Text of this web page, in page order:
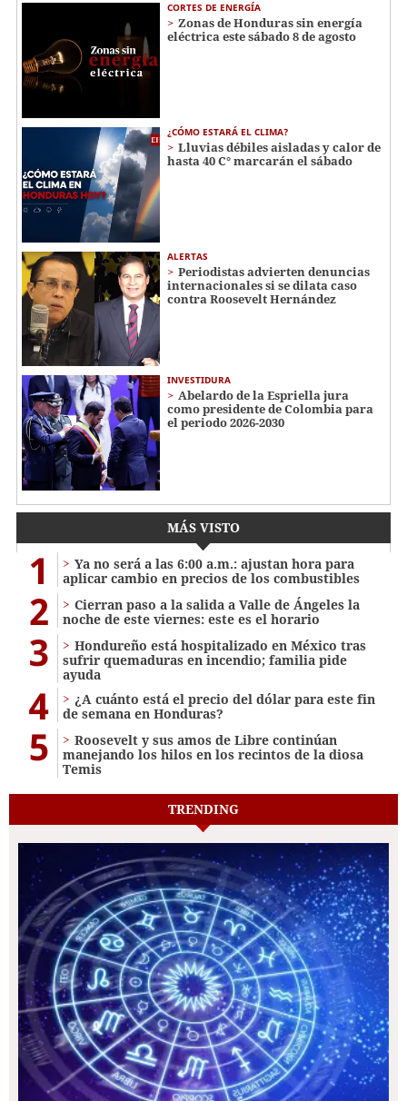
CORTES DE ENERGÍA
Zonas de Honduras sin energía
eléctrica este sábado 8 de agosto
¿CÓMO ESTARÁ EL CLIMA?
Lluvias débiles aisladas y calor de
hasta 40 C° marcarán el sábado
ALERTAS
Periodistas advierten denuncias
internacionales si se dilata caso
contra Roosevelt Hernández
INVESTIDURA
Abelardo de la Espriella jura
como presidente de Colombia para
el periodo 2026-2030
MÁS VISTO
1
Ya no será a las 6:00 a.m.: ajustan hora para
aplicar cambio en precios de los combustibles
2
Cierran paso a la salida a Valle de Ángeles la
noche de este viernes: este es el horario
3
Hondureño está hospitalizado en México tras
sufrir quemaduras en incendio; familia pide
ayuda
4
¿A cuánto está el precio del dólar para este fin
de semana en Honduras?
5
Roosevelt y sus amos de Libre continúan
manejando los hilos en los recintos de la diosa
Temis
TRENDING